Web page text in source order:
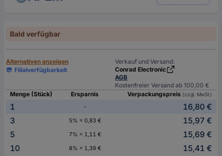
Bald verfügbar
Alternativen anzeigen
Filialverfügbarkeit
Verkauf und Versand:
Conrad Electronic
AGB
Kostenfreier Versand ab 100,00 €
Menge (Stück)
Ersparnis Verpackungspreis (zzgl. MwSt.)
1 -
16,80 €
3
5% = 0,83 €
15,97 €
5
7% = 1,11 €
15,69 €
10
8% = 1,39 €
15,41 €